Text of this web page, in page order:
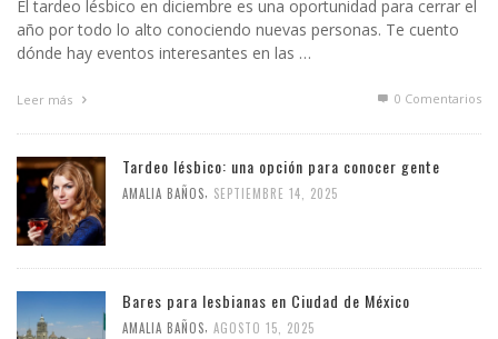
El tardeo lésbico en diciembre es una oportunidad para cerrar el
año por todo lo alto conociendo nuevas personas. Te cuento
dónde hay eventos interesantes en las …
Leer más 0 Comentarios
Tardeo lésbico: una opción para conocer gente
AMALIA BAÑOS, SEPTIEMBRE 14, 2025
Bares para lesbianas en Ciudad de México
AMALIA BAÑOS, AGOSTO 15, 2025